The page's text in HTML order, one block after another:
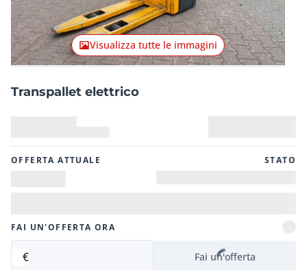
Visualizza tutte le immagini
Transpallet elettrico
OFFERTA ATTUALE STATO
FAI UN'OFFERTA ORA
€ Fai un'offerta